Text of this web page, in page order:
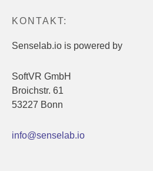
KONTAKT:
Senselab.io is powered by
SoftVR GmbH
Broichstr. 61
53227 Bonn
info@senselab.io